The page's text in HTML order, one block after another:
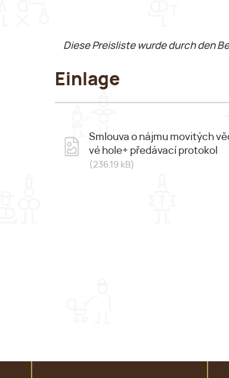
Diese Preisliste wurde durch den
Einlage
Smlouva o nájmu movitých
vé hole+ předávací protokol
(236.19 kB)